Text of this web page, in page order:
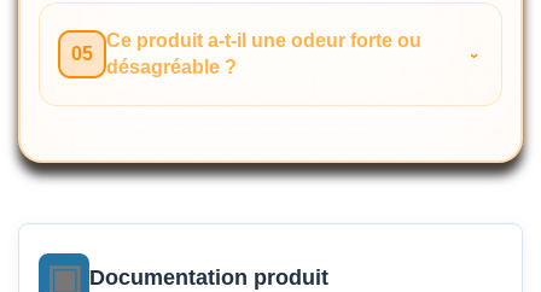
05
Ce produit a-t-il une odeur forte ou
désagréable ?
Documentation produit